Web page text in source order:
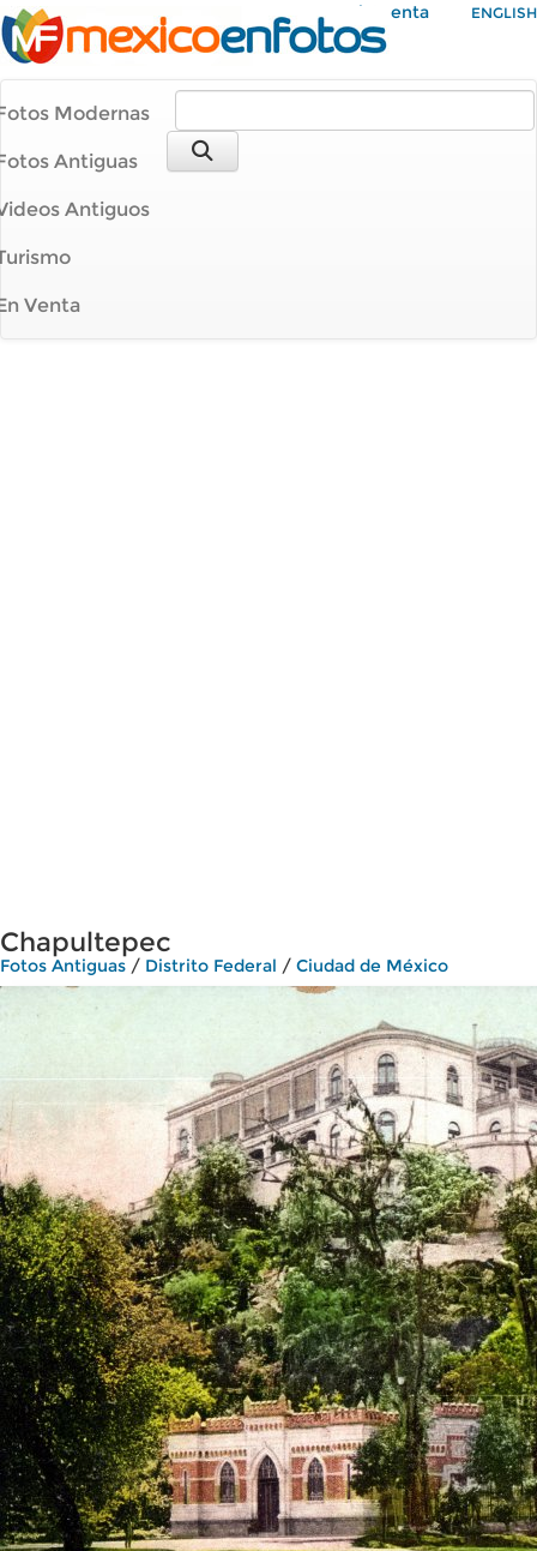
Mi Cuenta ENGLISH
Modernas
Antiguas
Antiguos
Venta
Chapultepec
Fotos Antiguas / Distrito Federal / Ciudad de México